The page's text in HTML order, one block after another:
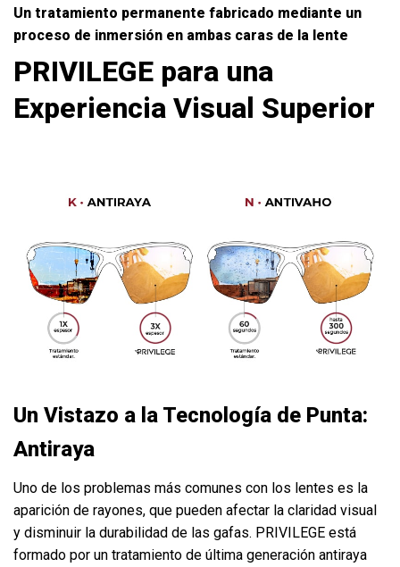
Un tratamiento permanente fabricado mediante un
proceso de inmersión en ambas caras de la lente
PRIVILEGE para una
Experiencia Visual Superior
Un Vistazo a la Tecnología de Punta:
Antiraya
Uno de los problemas más comunes con los lentes es la
aparición de rayones, que pueden afectar la claridad visual
y disminuir la durabilidad de las gafas. PRIVILEGE está
formado por un tratamiento de última generación antiraya